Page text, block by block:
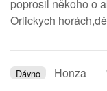
poprosil někoho o
Orlickych
Dávno Honza